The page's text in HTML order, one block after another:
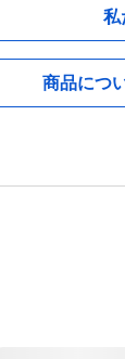
私
商品につ